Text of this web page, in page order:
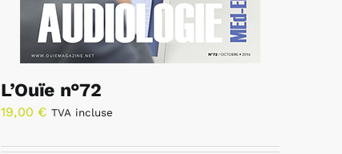
L’Ouïe n°72
19,00 € TVA incluse